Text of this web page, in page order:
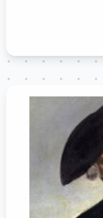
presente y